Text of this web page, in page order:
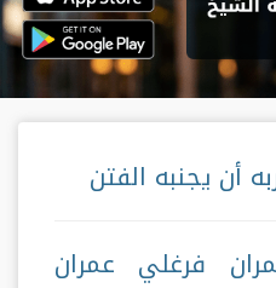
أن يجنبه الفتن
فرغلي عمران